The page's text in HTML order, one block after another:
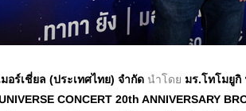
อร์เชี่ยล (ประเทศไทย) จำกัด นำโดย มร.โทโมยูกิ
CONCERT 20th ANNIVERSARY